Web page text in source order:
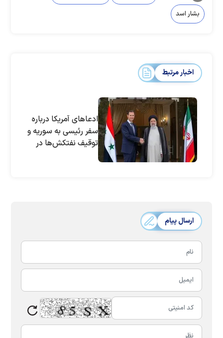
بشار اسد
اخبار مرتبط
ادعاهای آمریکا درباره
سفر رئیسی به سوریه و
توقیف نفتکش‌ها در
ارسال پیام